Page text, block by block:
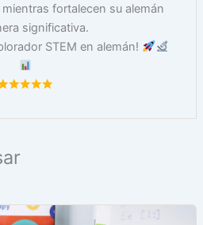
fortalecen su alemán
significativa.
STEM en alemán!